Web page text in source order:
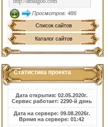
Просмотров: 486
Список сайтов
Каталог сайтов
Статистика проекта
Дата открытия: 02.05.2020г.
Сервис работает: 2290-й день
Дата на сервере: 09.08.2026г.
Время на сервере: 01:42